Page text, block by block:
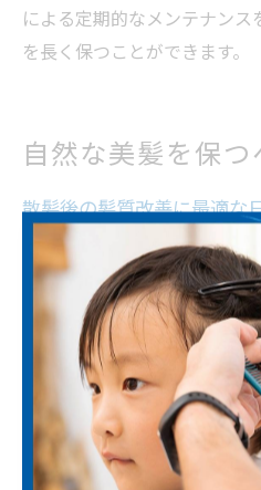
による定期的なメンテナン
を長く保つことができます。
自然な美髪を保
散髪後の髪質改善に最適な
散髪を終えたばかりの髪は、
ダメージが少ない状態です。
常ケアを始めることで、髪質
なります。江田島市の美容
ムケアの重要性が強調されて
まず、洗髪時はぬるま湯を
ッサージすることが基本です